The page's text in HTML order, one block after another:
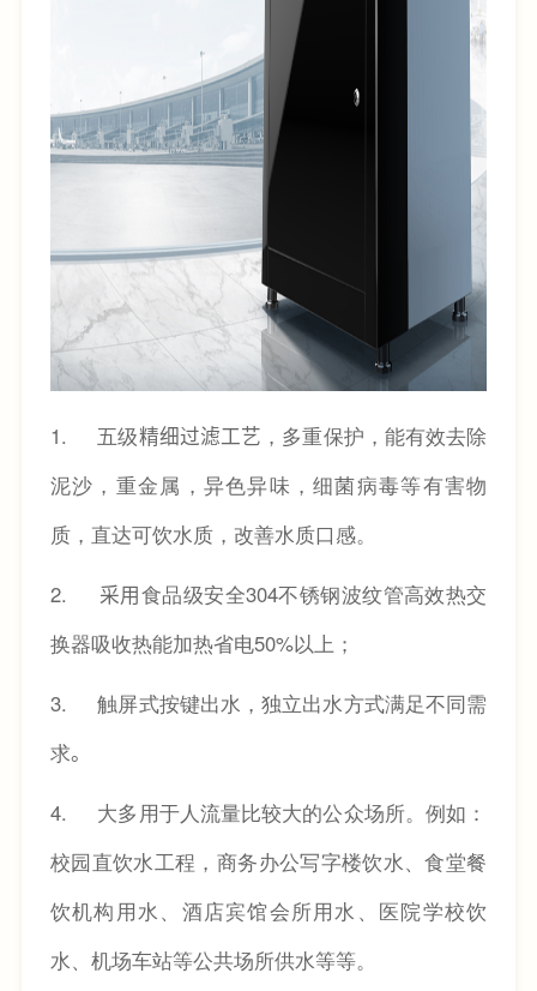
1. 五级精细过滤工艺 ，多重保护，能有效去除
泥沙，重金属，异色异味，细菌病毒等有害物
质，直达可饮水质，改善水质口感。
2. 采用食品级安全304不锈钢波纹管高效热交
换器吸收热能加热省电50%以上；
3.触屏式按键出水，独立出水方式满足不同需
求。
4. 大多用于人流量比较大的公众场所。例如：
校园直饮水工程，商务办公写字楼饮水、食堂餐
饮机构用水、酒店宾馆会所用水、医院学校饮
水、机场车站等公共场所供水等等。